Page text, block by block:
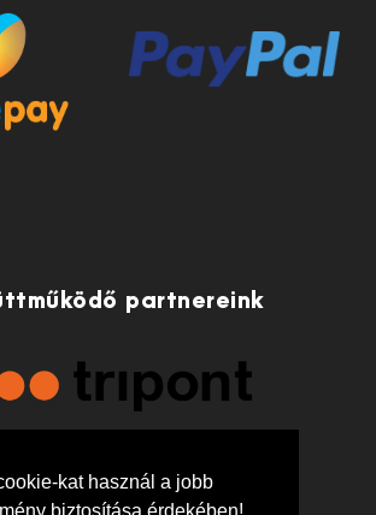
kat használ a jobb
partnereink